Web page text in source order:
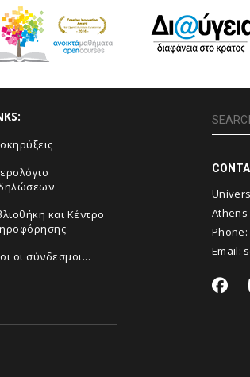
και Κέντρο
οι σύνδεσμοι...
Athens
Phone:
Email: